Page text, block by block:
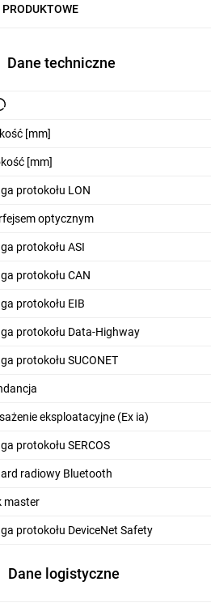
i BHP
i Remont
i rekuperacja
PRODUKTOWE
Dane techniczne
[mm]
[mm]
protokołu LON
optycznym
protokołu ASI
protokołu CAN
protokołu EIB
protokołu Data-Highway
protokołu SUCONET
eksploatacyjne (Ex ia)
protokołu SERCOS
radiowy Bluetooth
master
protokołu DeviceNet Safety
Dane logistyczne